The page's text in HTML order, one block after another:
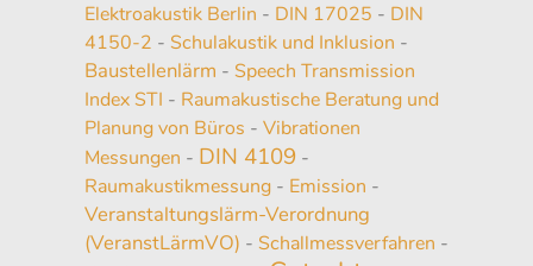
Elektroakustik Berlin - DIN 17025 - DIN
4150-2 - Schulakustik und Inklusion -
Baustellenlärm - Speech Transmission
Index STI - Raumakustische Beratung und
Planung von Büros - Vibrationen
Messungen - DIN 4109-
Raumakustikmessung- Emission -
Veranstaltungslärm-Verordnung
(VeranstLärmVO) - Schallmessverfahren -